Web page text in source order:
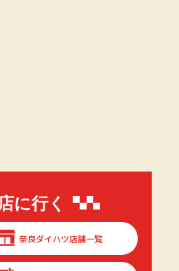
に行く
奈良ダイハツ店舗一覧